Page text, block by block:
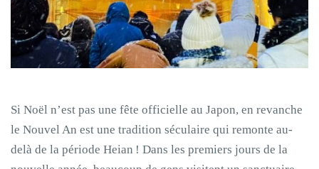
Si Noël n’est pas une fête officielle au Japon, en revanche
le Nouvel An est une tradition séculaire qui remonte au-
delà de la période Heian ! Dans les premiers jours de la